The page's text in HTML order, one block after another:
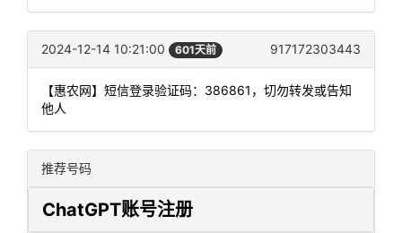
2024-12-14 10:21:00 601天前 917172303443
【惠农网】短信登录验证码：386861，切勿转发或告知
他人
推荐号码
ChatGPT账号注册